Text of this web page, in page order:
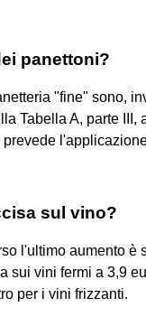
panettoni?
"fine" sono,
Tabella A, parte III,
prevede
sul vino?
l'ultimo aumento è
sui vini fermi a 3,9
per i vini frizzanti.